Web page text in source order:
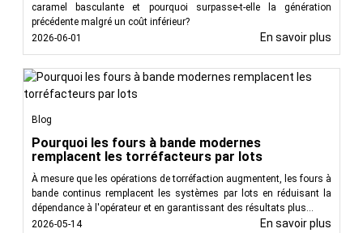
caramel basculante et pourquoi surpasse-t-elle la génération
précédente malgré un coût inférieur?
2026-06-01
En savoir plus
Blog
Pourquoi les fours à bande modernes
remplacent les torréfacteurs par lots
À mesure que les opérations de torréfaction augmentent, les fours à
bande continus remplacent les systèmes par lots en réduisant la
dépendance à l'opérateur et en garantissant des résultats plus...
2026-05-14
En savoir plus